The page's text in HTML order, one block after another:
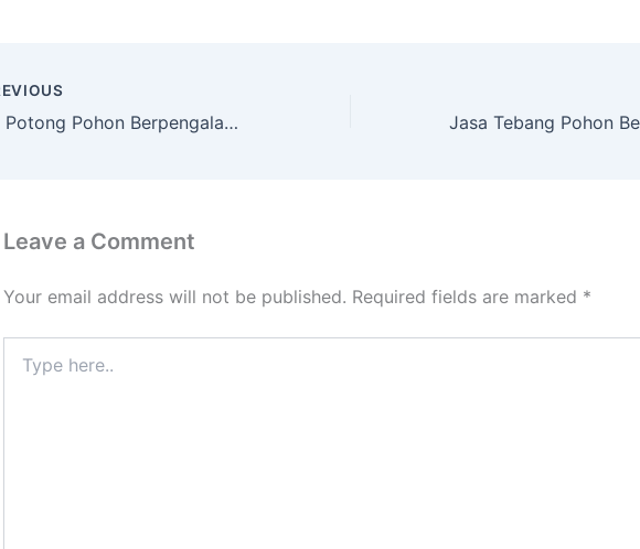
Jasa Potong Pohon Berpengalaman dengan Alat Komplit Imogiri
Leave a Comment
Your email address will not be published. Required fields are marked *
here..